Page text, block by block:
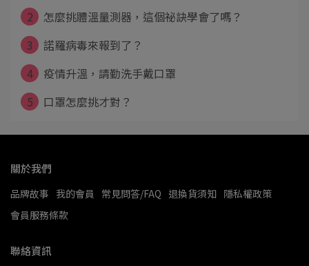
2
怎麼挑體溫量測器，這個祕訣學會了嗎？
3
諾羅病毒來報到了？
4
疫情升溫，請勤洗手戴口罩
5
口罩怎麼挑才對？
關於我們
品牌故事 我的會員 常見問答/FAQ 退換貨須知 隱私權政策
會員服務條款
聯絡資訊